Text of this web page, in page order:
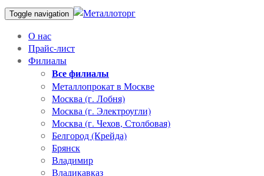
Toggle navigation
О нас
Прайс-лист
Филиалы
Все филиалы
Металлопрокат в Москве
Москва (г. Лобня)
Москва (г. Электроугли)
Москва (г. Чехов, Столбовая)
Белгород (Крейда)
Брянск
Владимир
Владикавказ